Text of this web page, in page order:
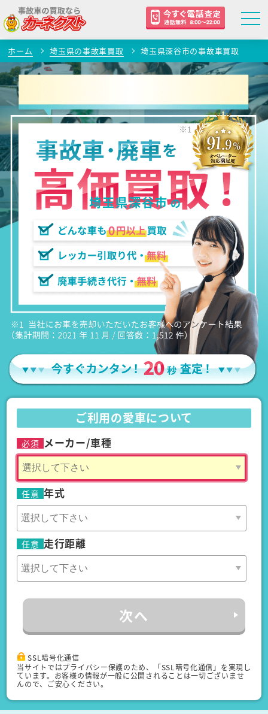
ホーム 埼玉県の事故車買取 埼玉県深谷市の事故車買取
埼玉県深谷市の
ご利用の愛車について
必須 メーカー/車種
任意 年式
任意 走行距離
次へ
SSL暗号化通信
当サイトではプライバシー保護のため、「SSL暗号化通信」を実現し
ています。お客様の情報が一般に公開されることは一切ございませ
んので、ご安心ください。